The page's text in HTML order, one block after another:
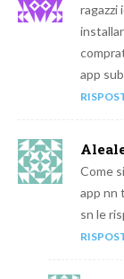
ragazzi
app
Come
app nn
sn le